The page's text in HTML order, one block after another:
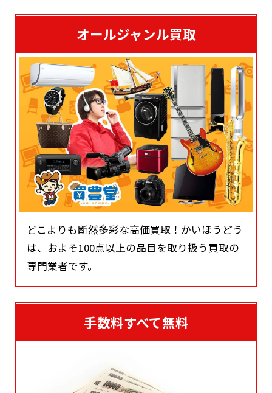
オールジャンル買取
どこよりも断然多彩な高価買取！かいほうどう
は、およそ100点以上の品目を取り扱う買取の
専門業者です。
手数料すべて無料